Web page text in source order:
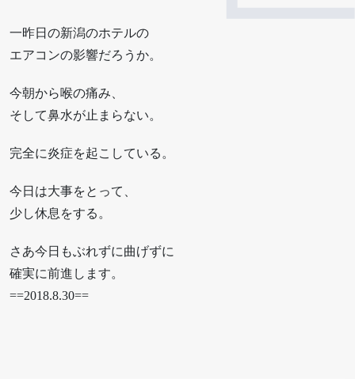
一昨日の新潟のホテルの
エアコンの影響だろうか。
今朝から喉の痛み、
そして鼻水が止まらない。
完全に炎症を起こしている。
今日は大事をとって、
少し休息をする。
さあ今日もぶれずに曲げずに
確実に前進します。
==2018.8.30==